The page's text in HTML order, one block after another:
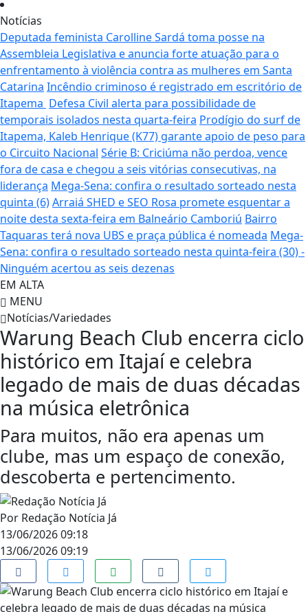
Notícias
Deputada feminista Carolline Sardá toma posse na
Assembleia Legislativa e anuncia forte atuação para o
enfrentamento à violência contra as mulheres em Santa
Catarina Incêndio criminoso é registrado em escritório de
Itapema Defesa Civil alerta para possibilidade de
temporais isolados nesta quarta-feira Prodígio do surf de
Itapema, Kaleb Henrique (K77) garante apoio de peso para
o Circuito Nacional Série B: Criciúma não perdoa, vence
fora de casa e chegou a seis vitórias consecutivas, na
liderança Mega-Sena: confira o resultado sorteado nesta
quinta (6)Arraiá SHED e SEO Rosa promete esquentar a
noite desta sexta-feira em Balneário Camboriú Bairro
Taquaras terá nova UBS e praça pública é nomeada Mega-
Sena: confira o resultado sorteado nesta quinta-feira (30) -
Ninguém acertou as seis dezenas
EM ALTA
MENU
Notícias/Variedades
Warung Beach Club encerra ciclo
histórico em Itajaí e celebra
legado de mais de duas décadas
na música eletrônica
Para muitos, não era apenas um
clube, mas um espaço de conexão,
descoberta e pertencimento.
Por Redação Notícia Já
13/06/2026 09:18
13/06/2026 09:19